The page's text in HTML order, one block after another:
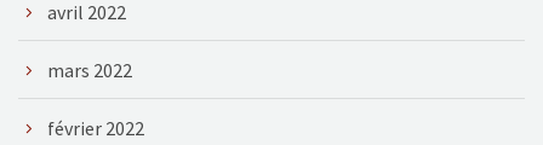
avril 2022
mars 2022
février 2022